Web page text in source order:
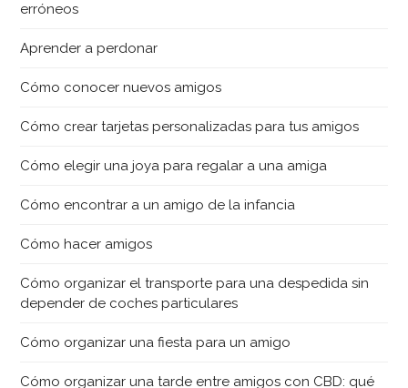
erróneos
Aprender a perdonar
Cómo conocer nuevos amigos
Cómo crear tarjetas personalizadas para tus amigos
Cómo elegir una joya para regalar a una amiga
Cómo encontrar a un amigo de la infancia
Cómo hacer amigos
Cómo organizar el transporte para una despedida sin
depender de coches particulares
Cómo organizar una fiesta para un amigo
Cómo organizar una tarde entre amigos con CBD: qué